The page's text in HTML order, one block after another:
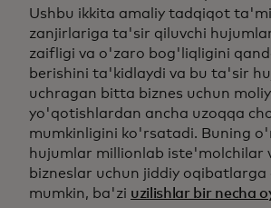
Ushbu ikkita amaliy tadqiqot
zanjirlariga ta'sir qiluvchi
zaifligi va o'zaro bog'liqligini
berishini ta'kidlaydi va bu ta'sir
uchragan bitta biznes uchun
yo'qotishlardan ancha uzoqqa
mumkinligini ko'rsatadi. Buning
hujumlar millionlab iste'molchilar
bizneslar uchun jiddiy oqibatlarga
mumkin, ba'zi uzilishlar bir necha